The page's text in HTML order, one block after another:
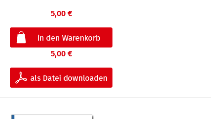
5,00 €
5,00 €